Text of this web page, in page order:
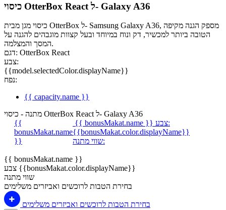
כיסוי OtterBox React ל- Galaxy A36
כיסוי מגן מבית OtterBox ל- Samsung Galaxy A36, מספק הגנה מקיפה
הטובה ביותר למכשיר, דק ונוח במיוחד ובעל קצוות מוגבהים להגנה על
המסך והמצלמה.
דגם: OtterBox React
צבע:
{{model.selectedColor.displayName}}
נפח:
{{ capacity.name }}
מתנה - כיסוי OtterBox React ל- Galaxy A36
{{
bonusMakat.name
}}
{{ bonusMakat.name }}
צבע:
{{bonusMakat.color.displayName}}
שווי מתנה:
{{ bonusMakat.name }}
צבע {{bonusMakat.color.displayName}}
שווי מתנה
בחירת הטבות לרוכשים ואביזרים משלימים
בחירת הטבות לרוכשים ואביזרים משלימים